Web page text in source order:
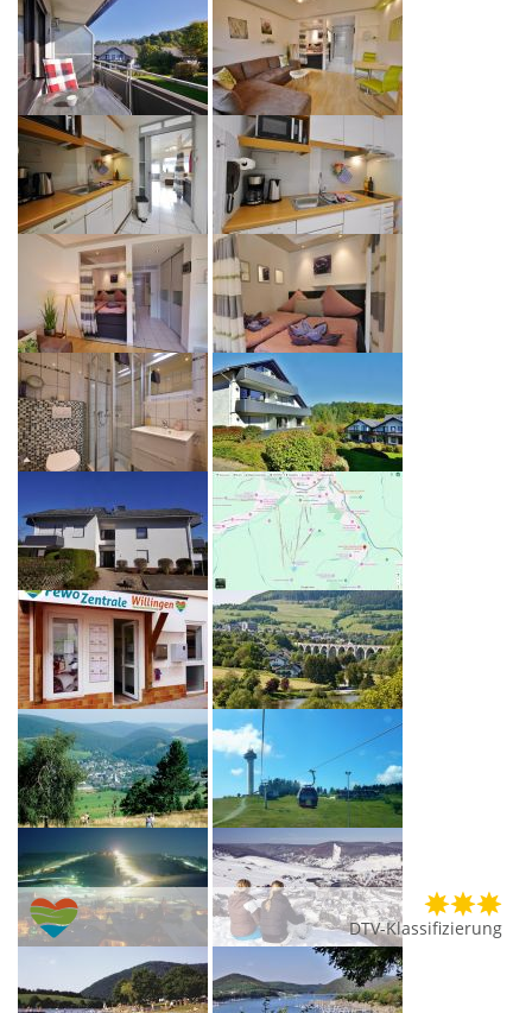
DTV-Klassifizierung